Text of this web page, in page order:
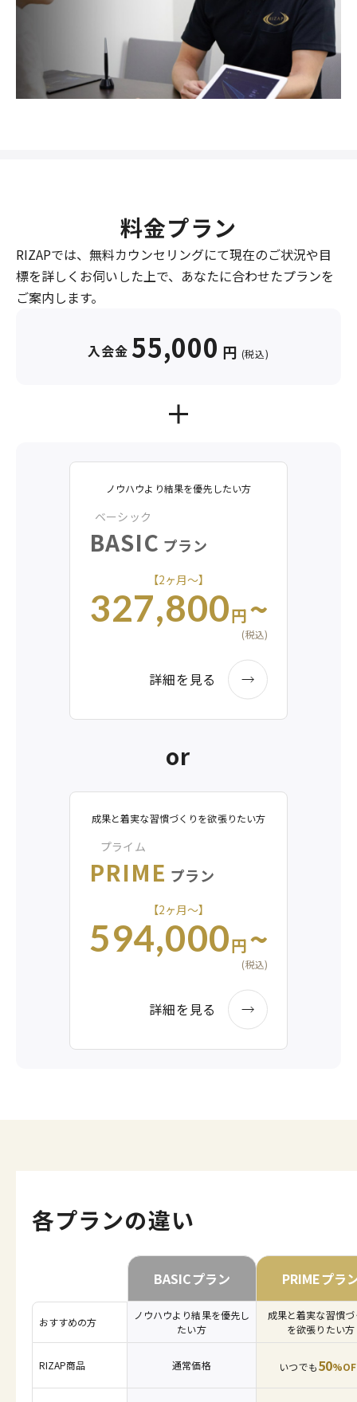
料金プラン
RIZAPでは、無料カウンセリングにて現在のご状況や目
標を詳しくお伺いした上で、あなたに合わせたプランを
ご案内します。
入会金 55,000 円 (税込)
ノウハウより結果を優先したい方
ベーシック
BASIC プラン
【2ヶ月〜】
327,800円~
(税込)
詳細を見る
or
成果と着実な習慣づくりを欲張りたい方
プライム
PRIME プラン
【2ヶ月〜】
594,000円~
(税込)
詳細を見る
各プランの違い
BASICプラン PRIMEプラ
おすすめの方
ノウハウより結果を優先し
たい方
成果と着実な習慣
を欲張りたい方
RIZAP商品 通常価格 いつでも50